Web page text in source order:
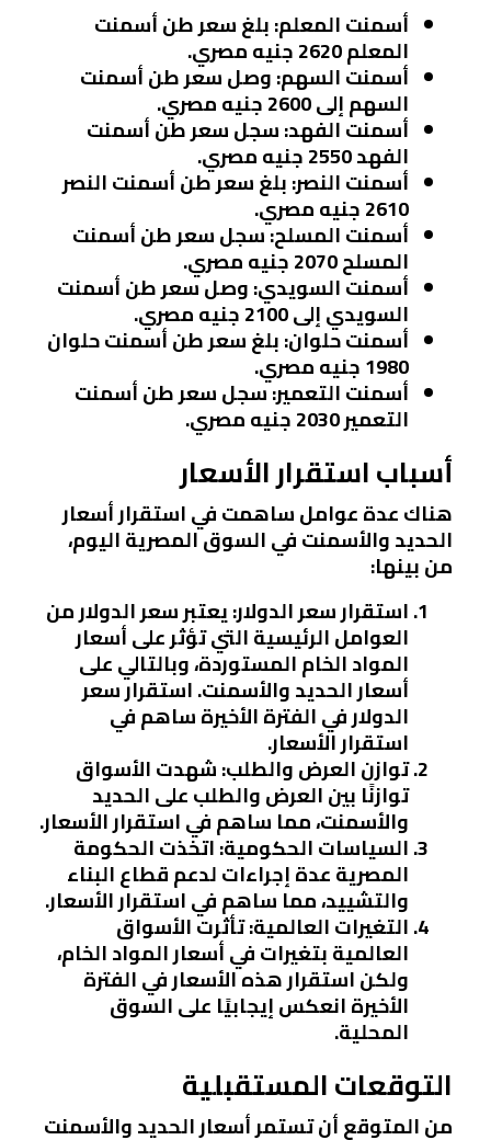
أسمنت المعلم: بلغ سعر طن أسمنت
المعلم 2620 جنيه مصري.
أسمنت السهم: وصل سعر طن أسمنت
السهم إلى 2600 جنيه مصري.
أسمنت الفهد: سجل سعر طن أسمنت
الفهد 2550 جنيه مصري.
أسمنت النصر: بلغ سعر طن أسمنت النصر
2610 جنيه مصري.
أسمنت المسلح: سجل سعر طن أسمنت
المسلح 2070 جنيه مصري.
أسمنت السويدي: وصل سعر طن أسمنت
السويدي إلى 2100 جنيه مصري.
أسمنت حلوان: بلغ سعر طن أسمنت حلوان
1980 جنيه مصري.
أسمنت التعمير: سجل سعر طن أسمنت
التعمير 2030 جنيه مصري.
أسباب استقرار الأسعار
هناك عدة عوامل ساهمت في استقرار أسعار
الحديد والأسمنت في السوق المصرية اليوم،
من بينها:
استقرار سعر الدولار: يعتبر سعر الدولار من
العوامل الرئيسية التي تؤثر على أسعار
المواد الخام المستوردة، وبالتالي على
أسعار الحديد والأسمنت. استقرار سعر
الدولار في الفترة الأخيرة ساهم في
استقرار الأسعار.
توازن العرض والطلب: شهدت الأسواق
توازنًا بين العرض والطلب على الحديد
والأسمنت، مما ساهم في استقرار الأسعار.
السياسات الحكومية: اتخذت الحكومة
المصرية عدة إجراءات لدعم قطاع البناء
والتشييد، مما ساهم في استقرار الأسعار.
التغيرات العالمية: تأثرت الأسواق
العالمية بتغيرات في أسعار المواد الخام،
ولكن استقرار هذه الأسعار في الفترة
الأخيرة انعكس إيجابيًا على السوق
المحلية.
التوقعات المستقبلية
من المتوقع أن تستمر أسعار الحديد والأسمنت